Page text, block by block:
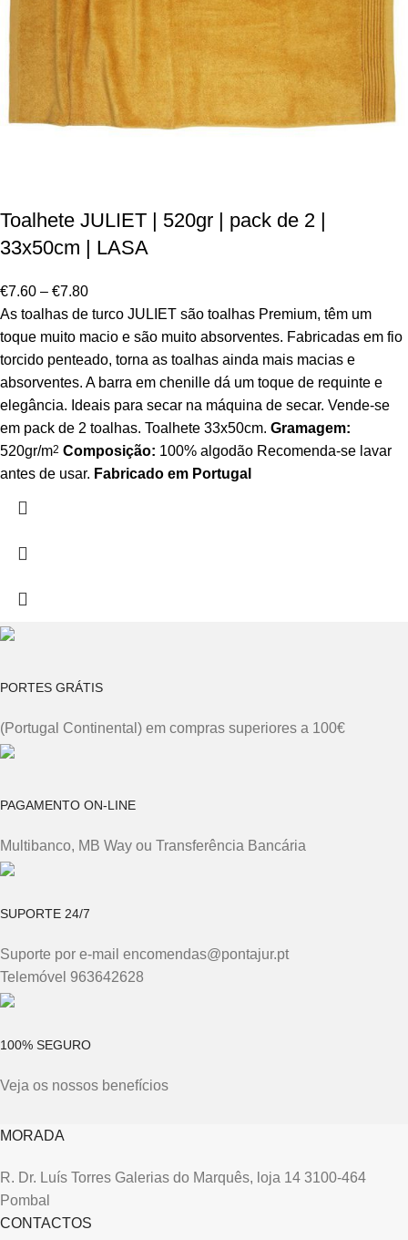
Toalhete JULIET | 520gr | pack de 2 |
33x50cm | LASA
€7.60 – €7.80
As toalhas de turco JULIET são toalhas Premium, têm um
toque muito macio e são muito absorventes. Fabricadas em fio
torcido penteado, torna as toalhas ainda mais macias e
absorventes. A barra em chenille dá um toque de requinte e
elegância. Ideais para secar na máquina de secar. Vende-se
em pack de 2 toalhas. Toalhete 33x50cm. Gramagem:
520gr/m2 Composição: 100% algodão Recomenda-se lavar
antes de usar. Fabricado em Portugal
PORTES GRÁTIS
(Portugal Continental) em compras superiores a 100€
PAGAMENTO ON-LINE
Multibanco, MB Way ou Transferência Bancária
SUPORTE 24/7
Suporte por e-mail encomendas@pontajur.pt
Telemóvel 963642628
100% SEGURO
Veja os nossos benefícios
MORADA
R. Dr. Luís Torres Galerias do Marquês, loja 14 3100-464
Pombal
CONTACTOS